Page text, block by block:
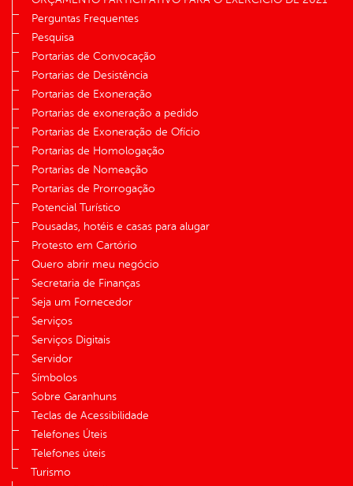
Perguntas Frequentes
Pesquisa
Portarias de Convocação
Portarias de Desistência
Portarias de Exoneração
Portarias de exoneração a pedido
Portarias de Exoneração de Ofício
Portarias de Homologação
Portarias de Nomeação
Portarias de Prorrogação
Potencial Turístico
Pousadas, hotéis e casas para alugar
Protesto em Cartório
Quero abrir meu negócio
Secretaria de Finanças
Seja um Fornecedor
Serviços
Serviços Digitais
Servidor
Símbolos
Sobre Garanhuns
Teclas de Acessibilidade
Telefones Úteis
Telefones úteis
Turismo